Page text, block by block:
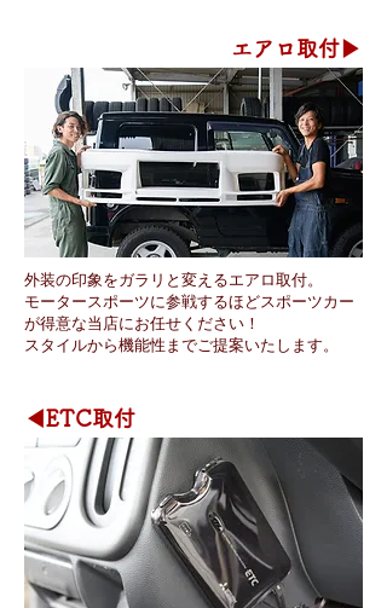
エアロ取付▶
外装の印象をガラリと変えるエアロ取付。
モータースポーツに参戦するほどスポーツカー
が得意な当店にお任せください！
​スタイルから機能性までご提案いたします。
◀ETC取付